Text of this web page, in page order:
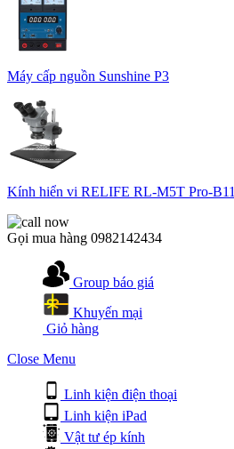
Máy cấp nguồn Sunshine P3
Kính hiển vi RELIFE RL-M5T Pro-B11
Gọi mua hàng 0982142434
Group báo giá
Khuyến mại
Giỏ hàng
Close Menu
Linh kiện điện thoại
Linh kiện iPad
Vật tư ép kính